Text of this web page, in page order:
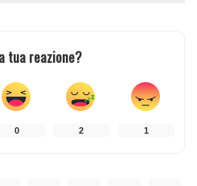
tua reazione?
0 2 1